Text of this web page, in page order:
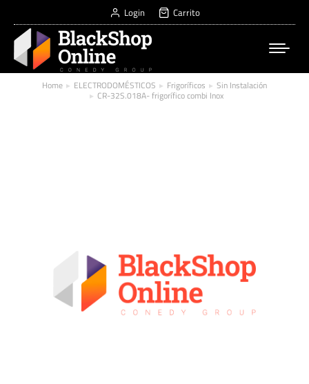
Login Carrito
You are here:
Home ELECTRODOMÉSTICOS Frigoríficos Sin Instalación
CR-32S.018A- frigorífico combi Inox